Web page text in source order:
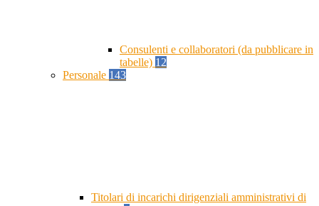
Consulenti e collaboratori (da pubblicare in
tabelle) 12
Personale 143
Titolari di incarichi dirigenziali amministrativi di